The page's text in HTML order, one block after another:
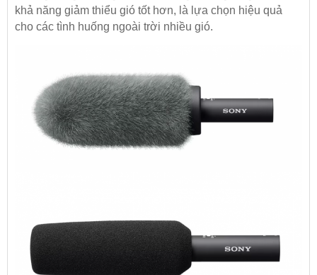
khả năng giảm thiểu gió tốt hơn, là lựa chọn hiệu quả
cho các tình huống ngoài trời nhiều gió.